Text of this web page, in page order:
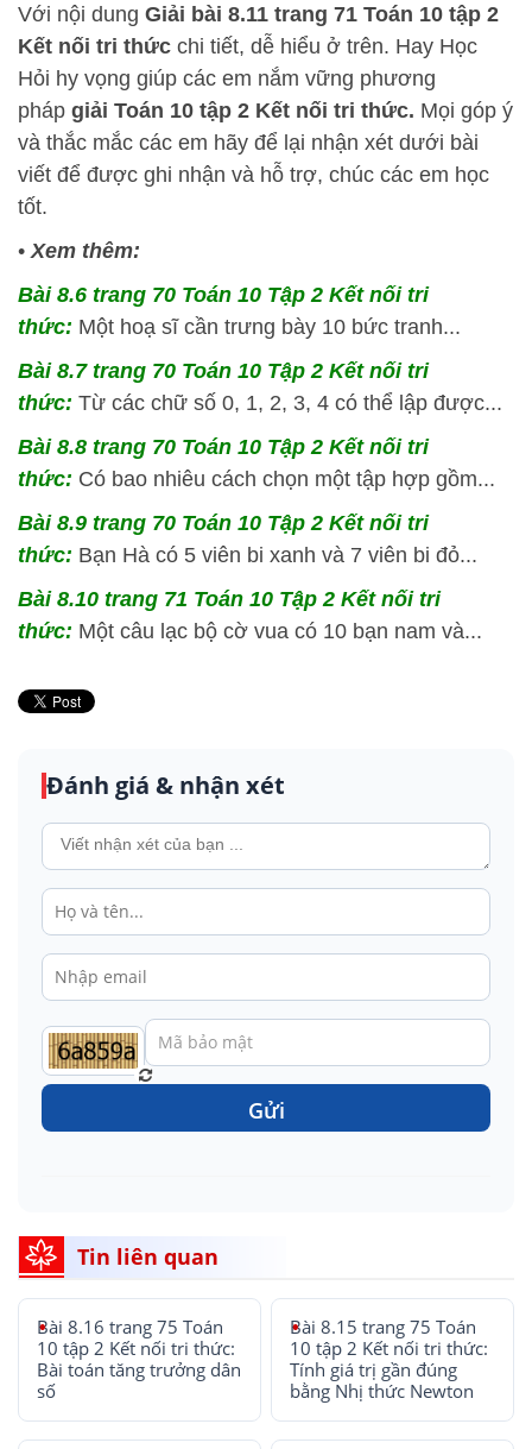
Với nội dung Giải bài 8.11 trang 71 Toán 10 tập 2
Kết nối tri thức chi tiết, dễ hiểu ở trên. Hay Học
Hỏi hy vọng giúp các em nắm vững phương
pháp giải Toán 10 tập 2 Kết nối tri thức. Mọi góp ý
và thắc mắc các em hãy để lại nhận xét dưới bài
viết để được ghi nhận và hỗ trợ, chúc các em học
tốt.
• Xem thêm:
Bài 8.6 trang 70 Toán 10 Tập 2 Kết nối tri
thức: Một hoạ sĩ cần trưng bày 10 bức tranh...
Bài 8.7 trang 70 Toán 10 Tập 2 Kết nối tri
thức: Từ các chữ số 0, 1, 2, 3, 4 có thể lập được...
Bài 8.8 trang 70 Toán 10 Tập 2 Kết nối tri
thức: Có bao nhiêu cách chọn một tập hợp gồm...
Bài 8.9 trang 70 Toán 10 Tập 2 Kết nối tri
thức: Bạn Hà có 5 viên bi xanh và 7 viên bi đỏ...
Bài 8.10 trang 71 Toán 10 Tập 2 Kết nối tri
thức: Một câu lạc bộ cờ vua có 10 bạn nam và...
Đánh giá & nhận xét
Gửi
Tin liên quan
Bài 8.16 trang 75 Toán
10 tập 2 Kết nối tri thức:
Bài toán tăng trưởng dân
số
Bài 8.15 trang 75 Toán
10 tập 2 Kết nối tri thức:
Tính giá trị gần đúng
bằng Nhị thức Newton